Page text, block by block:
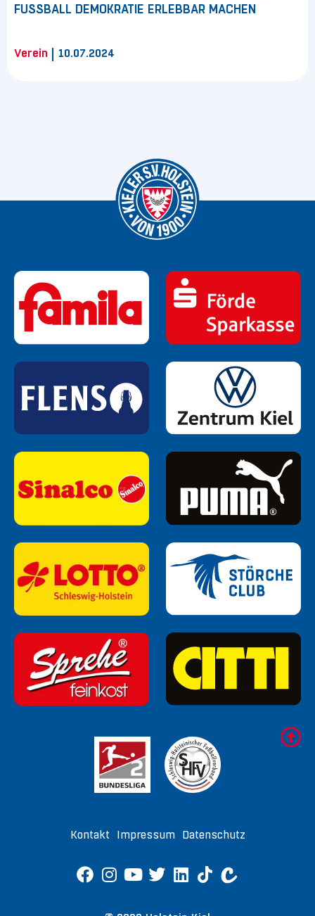
FUSSBALL DEMOKRATIE ERLEBBAR MACHEN
Verein 10.07.2024
Kontakt Impressum Datenschutz